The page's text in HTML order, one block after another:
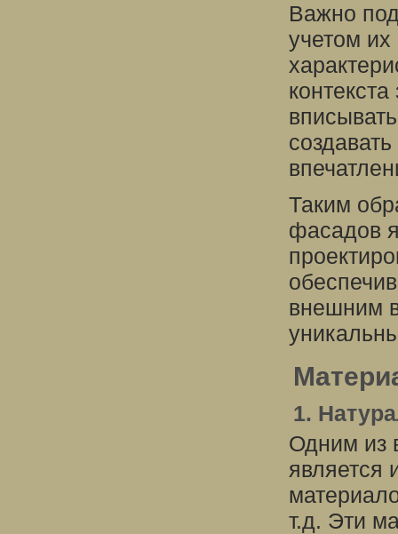
Важно
учетом
Таким
фасадов
внешним
1.
Одним из
является
т.д. Эти